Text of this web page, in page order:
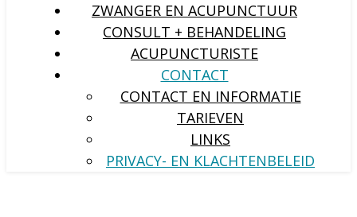
ZWANGER EN ACUPUNCTUUR
CONSULT + BEHANDELING
ACUPUNCTURISTE
CONTACT
CONTACT EN INFORMATIE
TARIEVEN
LINKS
PRIVACY- EN KLACHTENBELEID